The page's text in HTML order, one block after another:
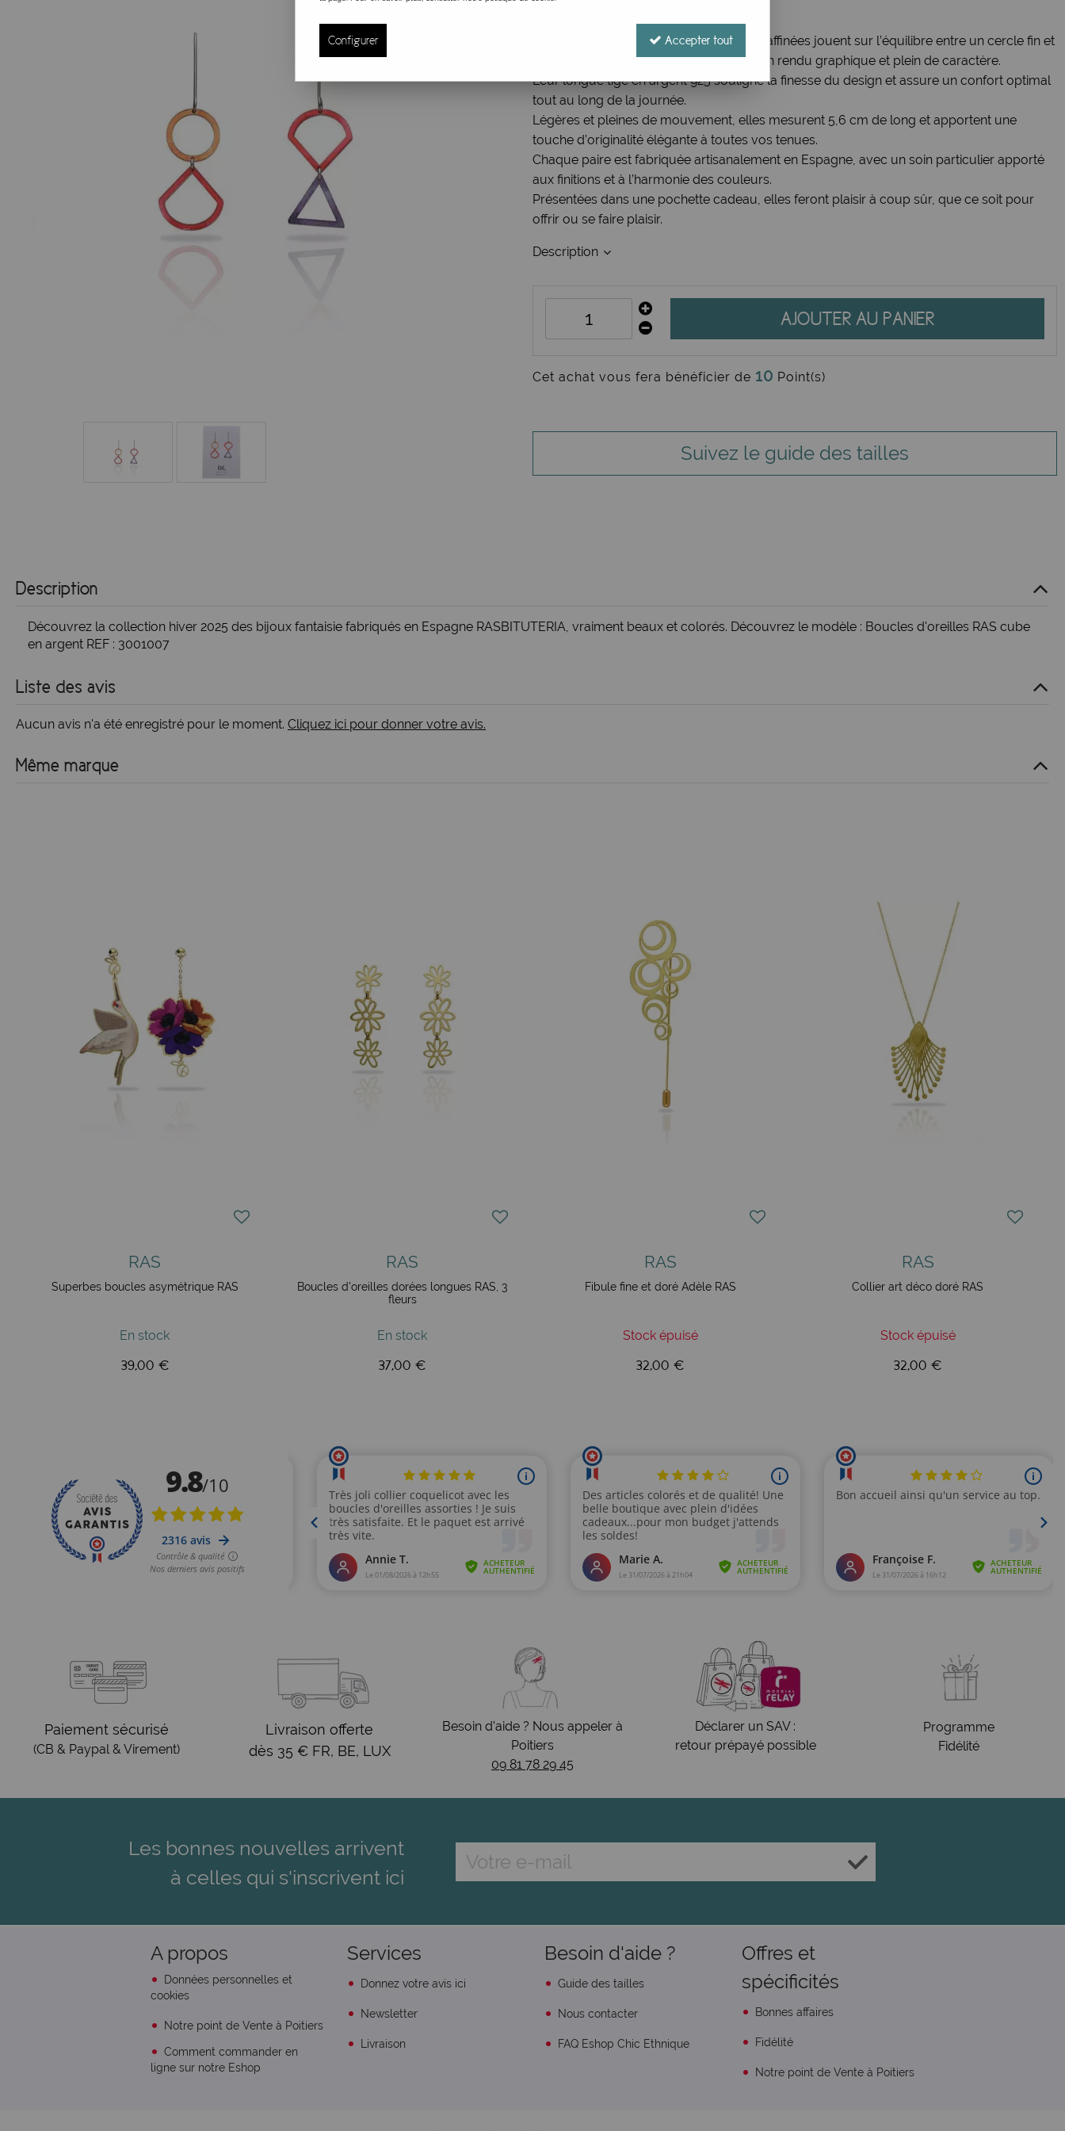
Ces boucles d’oreilles asymétriques et raffinées jouent sur l’équilibre entre un cercle fin et
une forme d’éventail triangulaire, pour un rendu graphique et plein de caractère.
Leur longue tige en argent 925 souligne la finesse du design et assure un confort optimal
tout au long de la journée.
Légères et pleines de mouvement, elles mesurent 5,6 cm de long et apportent une
touche d’originalité élégante à toutes vos tenues.
Chaque paire est fabriquée artisanalement en Espagne, avec un soin particulier apporté
aux finitions et à l’harmonie des couleurs.
Présentées dans une pochette cadeau, elles feront plaisir à coup sûr, que ce soit pour
offrir ou se faire plaisir.
Description
AJOUTER AU PANIER
Cet achat vous fera bénéficier de 10 Point(s)
Suivez le guide des tailles
Description
Découvrez la collection hiver 2025 des bijoux fantaisie fabriqués en Espagne RASBITUTERIA, vraiment beaux et colorés. Découvrez le modèle : Boucles d'oreilles RAS cube
en argent REF : 3001007
Liste des avis
Aucun avis n'a été enregistré pour le moment. Cliquez ici pour donner votre avis.
Même marque
RAS
Superbes boucles asymétrique RAS
En stock
39,00 €
RAS
Boucles d'oreilles dorées longues RAS, 3
fleurs
En stock
37,00 €
RAS
Fibule fine et doré Adèle RAS
Stock épuisé
32,00 €
RAS
Collier art déco doré RAS
Stock épuisé
32,00 €
Paiement sécurisé
(CB & Paypal & Virement)
Livraison offerte
dès 35 € FR, BE, LUX
Besoin d’aide ? Nous appeler à
Poitiers
09 81 78 29 45
Déclarer un SAV :
retour prépayé possible
Programme
Fidélité
Les bonnes nouvelles arrivent
à celles qui s'inscrivent ici
A propos
Données personnelles et
cookies
Notre point de Vente à Poitiers
Comment commander en
ligne sur notre Eshop
Services
Donnez votre avis ici
Newsletter
Livraison
Besoin d'aide ?
Guide des tailles
Nous contacter
FAQ Eshop Chic Ethnique
Offres et
spécificités
Bonnes affaires
Fidélité
Notre point de Vente à Poitiers
Configurer Accepter tout